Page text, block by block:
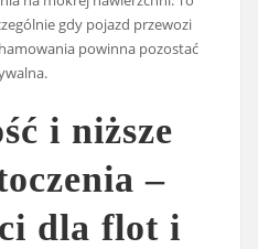
gdy pojazd przewozi
powinna pozostać
i niższe
–
dla flot i